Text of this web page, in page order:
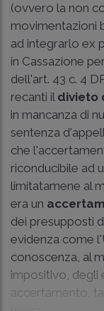
(ovvero la non
movimentazioni
ad integrarlo ex
in Cassazione
dell'art. 43 c. 4
recanti il divieto
in mancanza di
sentenza
che
riconducibile ad
limitatamene al
era un
dei presupposti
evidenza come
conoscenza, al
impositivo, degli
accertamento,